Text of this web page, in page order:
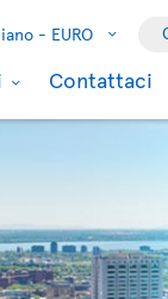
- EURO
Contattaci